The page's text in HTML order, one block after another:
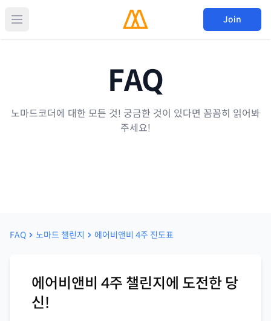
Join
FAQ
노마드코더에 대한 모든 것! 궁금한 것이 있다면 꼼꼼히 읽어봐
주세요!
FAQ 노마드 챌린지 에어비앤비 4주 진도표
에어비앤비 4주 챌린지에 도전한 당
신!